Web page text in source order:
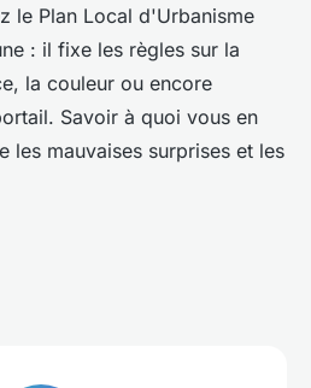
le Plan Local d'Urbanisme
: il fixe les règles sur la
la couleur ou encore
Savoir à quoi vous en
les mauvaises surprises et les